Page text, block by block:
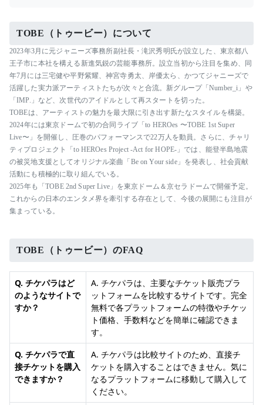
TOBE（トゥービー）について
2023年3月に元ジャニーズ事務所副社長・滝沢秀明氏が設立した、東京都八
王子市に本社を構える新進気鋭の芸能事務所。設立当初から注目を集め、同
年7月には三宅健や平野紫耀、神宮寺勇太、岸優太ら、かつてジャニーズで
活躍した実力派アーティストたちが次々と合流。新グループ「Number_i」や
「IMP.」など、次世代のアイドルとして再スタートを切った。
TOBEは、アーティストの魅力を最大限に引き出す新たなスタイルを構築。
2024年には東京ドームで初の合同ライブ「to HEROes 〜TOBE 1st Super
Live〜」を開催し、圧巻のパフォーマンスで22万人を動員。さらに、チャリ
ティプロジェクト「to HEROes Project -Act for HOPE-」では、能登半島地震
の被災地支援としてオリジナル楽曲「Be on Your side」を発表し、社会貢献
活動にも積極的に取り組んでいる。
2025年も「TOBE 2nd Super Live」を東京ドーム＆京セラドームで開催予定。
これからの日本のエンタメ界を牽引する存在として、今後の展開にも注目が
集まっている。
TOBE（トゥービー）のFAQ
Q. チケパラはど
のようなサイトで
すか？
A. チケパラは、主要なチケット販売プラ
ットフォームを比較するサイトです。完全
無料で各プラットフォームの特徴やチケッ
ト価格、手数料などを簡単に確認できま
す。
Q. チケパラで直
接チケットを購入
できますか？
A. チケパラは比較サイトのため、直接チ
ケットを購入することはできません。気に
なるプラットフォームに移動して購入して
ください。